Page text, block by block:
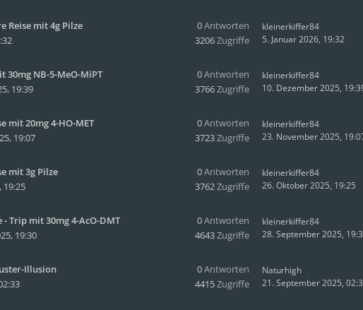
Reise mit 4g Pilze
0Antworten
3206Zugriffe
kleinerkiffer84
5. Januar 2026, 19:32
30mg NB-5-MeO-MiPT
19:39
0Antworten
3766Zugriffe
kleinerkiffer84
10. Dezember 2025,
mit 20mg 4-HO-MET
19:07
0Antworten
3723Zugriffe
kleinerkiffer84
23. November 2025,
mit 3g Pilze
19:25
0Antworten
3762Zugriffe
kleinerkiffer84
26. Oktober 2025, 19:25
Trip mit 30mg 4-AcO-DMT
19:30
0Antworten
4643Zugriffe
kleinerkiffer84
28. September 2025,
Illusion
0Antworten
4415Zugriffe
Naturhigh
21. September 2025,